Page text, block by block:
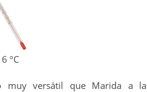
ºC
muy versátil que Marida a la